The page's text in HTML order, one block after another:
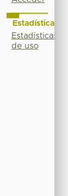
Estadísticas
Estadísticas
de uso